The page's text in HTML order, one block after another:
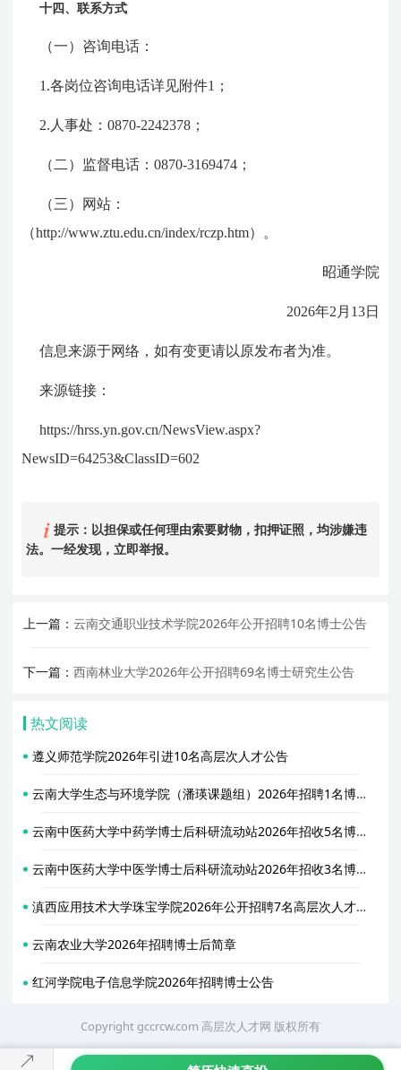
十四、联系方式
（一）咨询电话：
1.各岗位咨询电话详见附件1；
2.人事处：0870-2242378；
（二）监督电话：0870-3169474；
（三）网站：
（http://www.ztu.edu.cn/index/rczp.htm）。
昭通学院
2026年2月13日
信息来源于网络，如有变更请以原发布者为准。
来源链接：
https://hrss.yn.gov.cn/NewsView.aspx?
NewsID=64253&ClassID=602
提示：以担保或任何理由索要财物，扣押证照，均涉嫌违
法。一经发现，立即举报。
上一篇：云南交通职业技术学院2026年公开招聘10名博士公告
下一篇：西南林业大学2026年公开招聘69名博士研究生公告
热文阅读
遵义师范学院2026年引进10名高层次人才公告
云南大学生态与环境学院（潘瑛课题组）2026年招聘1名博士后启事
云南中医药大学中药学博士后科研流动站2026年招收5名博士后简章
云南中医药大学中医学博士后科研流动站2026年招收3名博士后简章
滇西应用技术大学珠宝学院2026年公开招聘7名高层次人才公告
云南农业大学2026年招聘博士后简章
红河学院电子信息学院2026年招聘博士公告
Copyright gccrcw.com 高层次人才网 版权所有